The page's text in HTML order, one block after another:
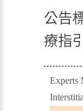
公告
療指
Experts